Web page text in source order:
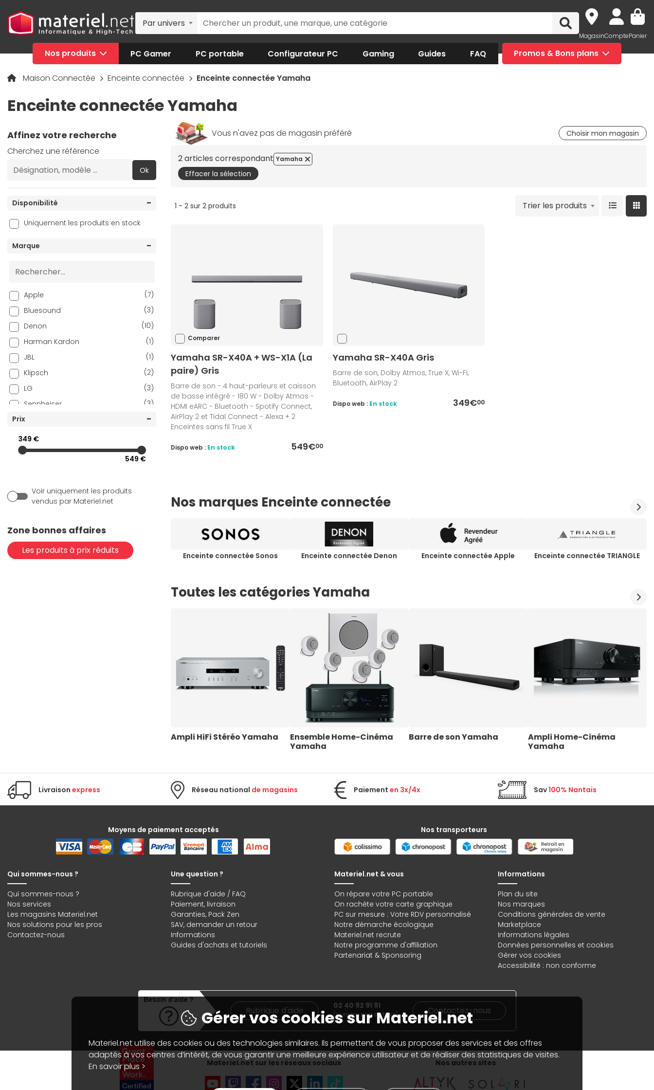
Par univers
MagasinComptePanier
Nos produits PC Gamer PC portable Configurateur PC Gaming Guides FAQ Promos & Bons plans
Maison Connectée Enceinte connectée Enceinte connectée Yamaha
Enceinte connectée Yamaha
Affinez votre recherche
Cherchez une référence
Ok
Disponibilité
Uniquement les produits en stock
Marque
Apple
(7)
Bluesound
(3)
Denon
(10)
Harman Kardon
(1)
JBL
(1)
Klipsch
(2)
LG
(3)
Sennheiser
(3)
Sonos
(14)
TRIANGLE
Yamaha
(2)
Prix
349 €
549 €
Voir uniquement les produits
vendus par Materiel.net
Zone bonnes affaires
Les produits à prix réduits
Vous n'avez pas de magasin préféré Choisir mon magasin
2 articles correspondant
Effacer la sélection
Yamaha
1 - 2 sur 2 produits Trier les produits
Comparer
Yamaha SR-X40A + WS-X1A (La
paire) Gris
Barre de son - 4 haut-parleurs et caisson
de basse intégré - 180 W - Dolby Atmos -
HDMI eARC - Bluetooth - Spotify Connect,
AirPlay 2 et Tidal Connect - Alexa + 2
Enceintes sans fil True X
549€00
Dispo web : En stock
Yamaha SR-X40A Gris
Barre de son, Dolby Atmos, True X, Wi-Fi,
Bluetooth, AirPlay 2
349€00
Dispo web : En stock
Nos marques Enceinte connectée
Enceinte connectée Sonos Enceinte connectée Denon Enceinte connectée Apple Enceinte connectée TRIANGLE
Toutes les catégories Yamaha
Ampli HiFi Stéréo Yamaha
Ensemble Home-Cinéma
Yamaha
Barre de son Yamaha
Ampli Home-Cinéma
Yamaha
Livraison express Réseau national de magasins Paiement en 3x/4x Sav100% Nantais
Moyens de paiement acceptés Nos transporteurs
Qui sommes-nous ?
Qui sommes-nous ?
Nos services
Les magasins Materiel.net
Nos solutions pour les pros
Contactez-nous
Une question ?
Rubrique d'aide / FAQ
Paiement, livraison
Garanties, Pack Zen
SAV, demander un retour
Informations
Guides d'achats et tutoriels
Materiel.net & vous
On répare votre PC portable
On rachète votre carte graphique
PC sur mesure : Votre RDV personnalisé
Notre démarche écologique
Materiel.net recrute
Notre programme d'affiliation
Partenariat & Sponsoring
Informations
Plan du site
Nos marques
Conditions générales de vente
Marketplace
Informations légales
Données personnelles et cookies
Gérer vos cookies
Accessibilité : non conforme
Rubrique d'aide 02 40 92 91 91
(numéro non surtaxé) Contactez-nous
Materiel.net sur les réseaux sociaux Nos autres sites
Gérer vos cookies sur Materiel.net
Materiel.net utilise des cookies ou des technologies similaires. Ils permettent de vous proposer des services et des offres
adaptés à vos centres d’intérêt, de vous garantir une meilleure expérience utilisateur et de réaliser des statistiques de visites.
En savoir plus >